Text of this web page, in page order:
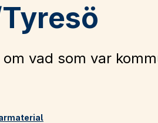
vad som var